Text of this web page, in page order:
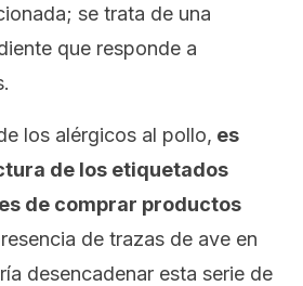
se trata de una
que responde a
los alérgicos al pollo, es
de los etiquetados
de comprar productos
de trazas de ave en
desencadenar esta serie de